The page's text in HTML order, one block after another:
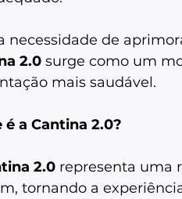
necessidade de
2.0 surge como um
mais saudável.
é a Cantina 2.0?
2.0 representa uma
tornando a